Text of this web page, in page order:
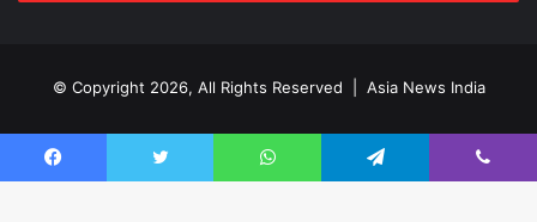
© Copyright 2026, All Rights Reserved | Asia News India
FacebookTwitter YouTubeInstagram
Facebook Twitter WhatsApp Telegram Viber